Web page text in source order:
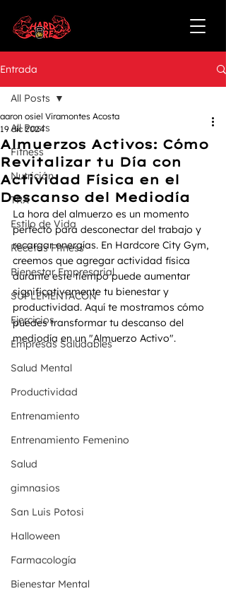
Entrada
All Posts
Fitness
Nutrición
TRX
Estilo de Vida
Recetas Fitness
Bienestar Empresarial
SUPLEMENTACÓN
Ejercicios
Empresas Saludables
Salud Mental
Productividad
Entrenamiento
Entrenamiento Femenino
Salud
gimnasios
San Luis Potosi
Halloween
Farmacología
Bienestar Mental
All Posts
Almuerzos Activos: Cómo
Revitalizar tu Día con
Actividad Física en el
Descanso del Mediodía
aaron osiel Viramontes Acosta
19 dic 2024
La hora del almuerzo es un momento
perfecto para desconectar del trabajo y
recargar energías. En Hardcore City Gym,
creemos que agregar actividad física
durante este tiempo puede aumentar
significativamente tu bienestar y
productividad. Aquí te mostramos cómo
puedes transformar tu descanso del
mediodía en un "Almuerzo Activo".